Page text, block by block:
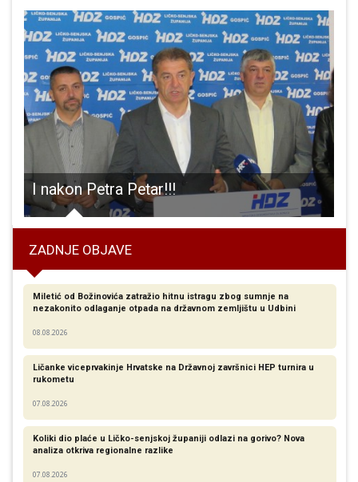
I nakon Petra Petar!!!
ZADNJE OBJAVE
Miletić od Božinovića zatražio hitnu istragu zbog sumnje na
nezakonito odlaganje otpada na državnom zemljištu u Udbini
08.08.2026
Ličanke viceprvakinje Hrvatske na Državnoj završnici HEP turnira u
rukometu
07.08.2026
Koliki dio plaće u Ličko-senjskoj županiji odlazi na gorivo? Nova
analiza otkriva regionalne razlike​
07.08.2026